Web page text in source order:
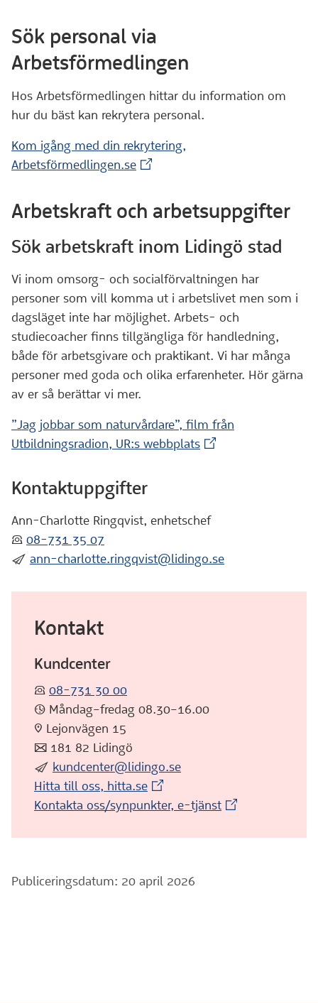
Sök personal via
Arbetsförmedlingen
Hos Arbetsförmedlingen hittar du information om
hur du bäst kan rekrytera personal.
Kom igång med din rekrytering,
Arbetsförmedlingen.se(Extern webbplats)
Arbetskraft och arbetsuppgifter
Sök arbetskraft inom Lidingö stad
Vi inom omsorg- och socialförvaltningen har
personer som vill komma ut i arbetslivet men som i
dagsläget inte har möjlighet. Arbets- och
studiecoacher finns tillgängliga för handledning,
både för arbetsgivare och praktikant. Vi har många
personer med goda och olika erfarenheter. Hör gärna
av er så berättar vi mer.
”Jag jobbar som naturvårdare”, film från
Utbildningsradion, UR:s webbplats(Extern webbplats)
Kontaktuppgifter
Ann-Charlotte Ringqvist, enhetschef
:telefon: 08-731 35 07
:skicka: ann-charlotte.ringqvist@lidingo.se
Kontakt
Kundcenter
:telefon: 08-731 30 00
:klocka: Måndag–fredag 08.30–16.00
:pin: Lejonvägen 15
:post: 181 82 Lidingö
:skicka: kundcenter@lidingo.se
Hitta till oss, hitta.se(Extern webbplats)
Kontakta oss/synpunkter, e-tjänst(Extern
Publiceringsdatum: 20 april 2026